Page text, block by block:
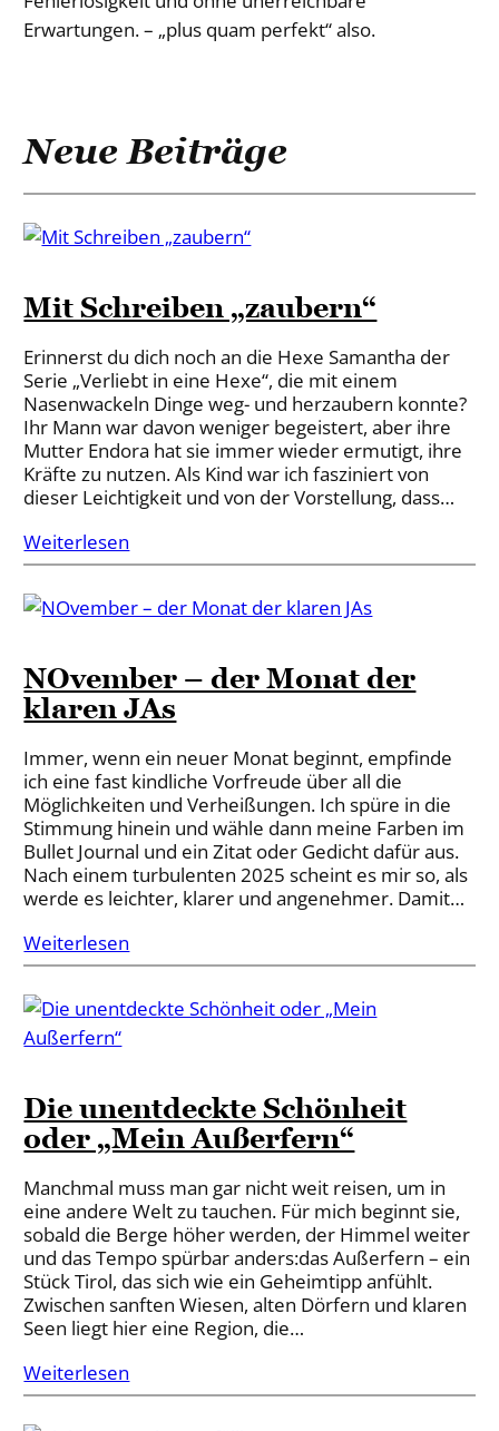
Erwartungen. – „plus quam perfekt“ also.
Neue Beiträge
Mit Schreiben „zaubern“
Erinnerst du dich noch an die Hexe Samantha der
Serie „Verliebt in eine Hexe“, die mit einem
Nasenwackeln Dinge weg- und herzaubern konnte?
Ihr Mann war davon weniger begeistert, aber ihre
Mutter Endora hat sie immer wieder ermutigt, ihre
Kräfte zu nutzen. Als Kind war ich fasziniert von
dieser Leichtigkeit und von der Vorstellung, dass…
Weiterlesen
NOvember – der Monat der
klaren JAs
Immer, wenn ein neuer Monat beginnt, empfinde
ich eine fast kindliche Vorfreude über all die
Möglichkeiten und Verheißungen. Ich spüre in die
Stimmung hinein und wähle dann meine Farben im
Bullet Journal und ein Zitat oder Gedicht dafür aus.
Nach einem turbulenten 2025 scheint es mir so, als
werde es leichter, klarer und angenehmer. Damit…
Weiterlesen
Die unentdeckte Schönheit
oder „Mein Außerfern“
Manchmal muss man gar nicht weit reisen, um in
eine andere Welt zu tauchen. Für mich beginnt sie,
sobald die Berge höher werden, der Himmel weiter
und das Tempo spürbar anders:das Außerfern – ein
Stück Tirol, das sich wie ein Geheimtipp anfühlt.
Zwischen sanften Wiesen, alten Dörfern und klaren
Seen liegt hier eine Region, die…
Weiterlesen